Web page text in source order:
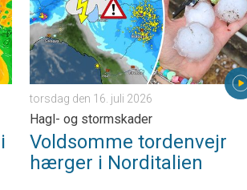
torsdag den 16. juli 2026
Hagl- og stormskader
Voldsomme tordenvejr
hærger i Norditalien